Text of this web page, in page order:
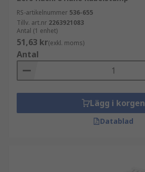
RS-artikelnummer 536-655
Tillv. art.nr 2263921083
Antal (1 enhet)
51,63 kr(exkl. moms)
Antal
Lägg i korgen
Datablad